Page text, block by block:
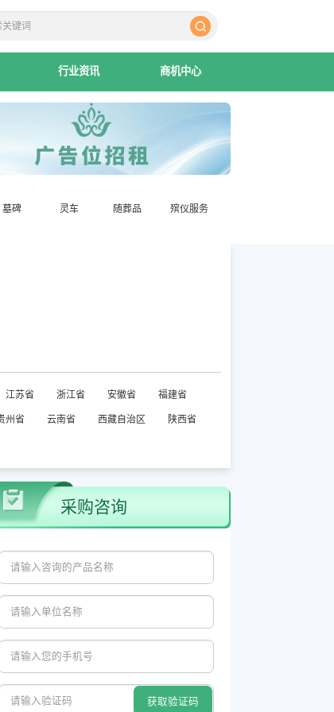
行业资讯 商机中心
墓碑 灵车 随葬品 殡仪服务
江苏省 浙江省 安徽省 福建省
州省 云南省 西藏自治区 陕西省
采购咨询